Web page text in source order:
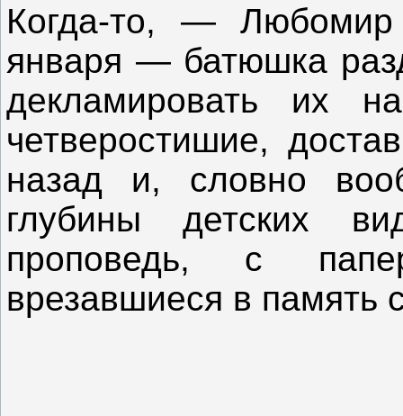
Когда-то, —
января — батюшка
декламировать их
четверостишие,
назад и, словно
глубины детских
проповедь, с
врезавшиеся в память